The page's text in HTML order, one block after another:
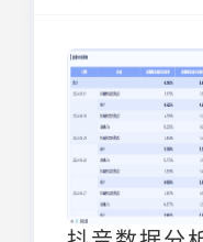
鲜与日用品等品
流效率，力求在
闪电仓的出现，
容，也对现有的
带来了新的竞争